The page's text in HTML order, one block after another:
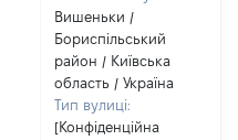
Вишеньки /
Бориспільський
район / Київська
область / Україна
Тип вулиці:
[Конфіденційна